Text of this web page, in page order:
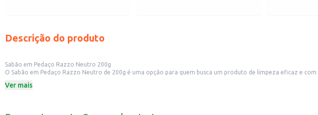
Descrição do produto
Sabão em Pedaço Razzo Neutro 200g
O Sabão em Pedaço Razzo Neutro de 200g é uma opção para quem busca um produto de limpeza eficaz e
Dicas de Uso:
Ver mais